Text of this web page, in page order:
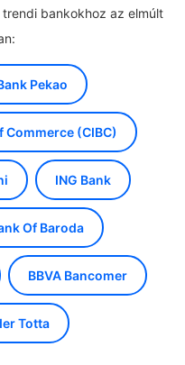
bankokhoz az elmúlt
Pekao
Commerce (CIBC)
ING Bank
Of Baroda
BBVA Bancomer
Totta